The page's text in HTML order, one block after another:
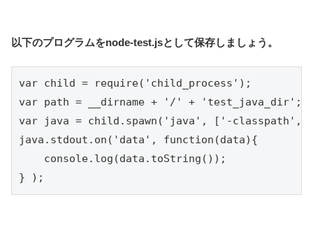
以下のプログラムをnode-test.jsとして保存しましょう。
var child = require('child_process');
var path = __dirname + '/' + 'test_java_dir';
var java = child.spawn('java', ['-
java.stdout.on('data', function(data){
    console.log(data.toString());
} );